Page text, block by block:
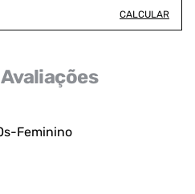
CALCULAR
Avaliações